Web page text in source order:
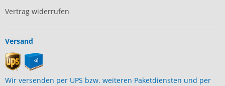
Vertrag widerrufen
Versand
Wir versenden per UPS bzw. weiteren Paketdiensten und per